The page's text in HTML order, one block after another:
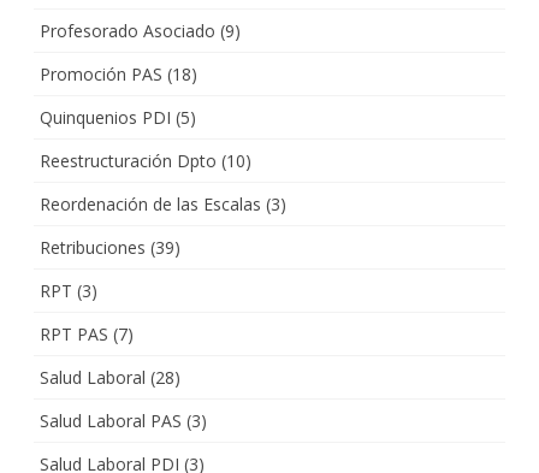
Profesorado Asociado (9)
Promoción PAS (18)
Quinquenios PDI (5)
Reestructuración Dpto (10)
Reordenación de las Escalas (3)
Retribuciones (39)
RPT (3)
RPT PAS (7)
Salud Laboral (28)
Salud Laboral PAS (3)
Salud Laboral PDI (3)